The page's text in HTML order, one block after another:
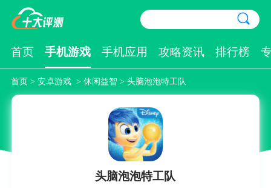
首页 手机游戏 手机应用 攻略资讯 排行榜
首页> 安卓游戏 > 休闲益智> 头脑泡泡特工队
头脑泡泡特工队